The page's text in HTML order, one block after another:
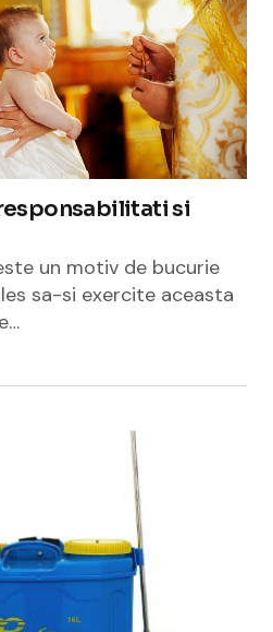
si
un motiv de bucurie
sa-si exercite aceasta